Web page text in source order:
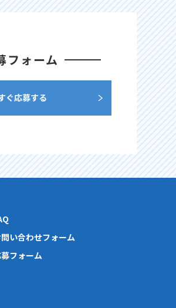
フォーム
ぐ応募する
い合わせフォーム
フォーム